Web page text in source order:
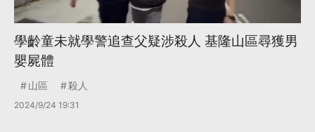
學齡童未就學警追查父疑涉殺人 基隆山區尋獲男
嬰屍體
山區 殺人
2024/9/24 19:31